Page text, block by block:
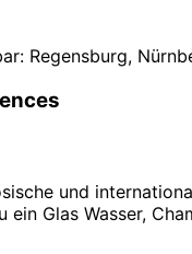
Regensburg,
und
ein Glas Wasser,